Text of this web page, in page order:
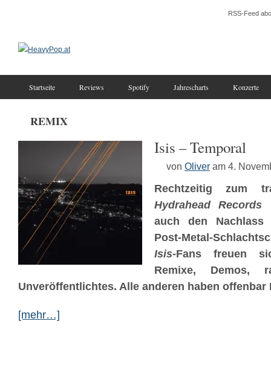
RSS-Feed
Startseite Reviews Spotify Jahrescharts Konzerte
REMIX
Isis – Temporal
von Oliver am 4.
Rechtzeitig zum
Hydrahead Records
auch den Nachlass
Post-Metal-
Isis-Fans freuen
Remixe, Demos,
Unveröffentlichtes. Alle anderen haben offenbar
[mehr…]